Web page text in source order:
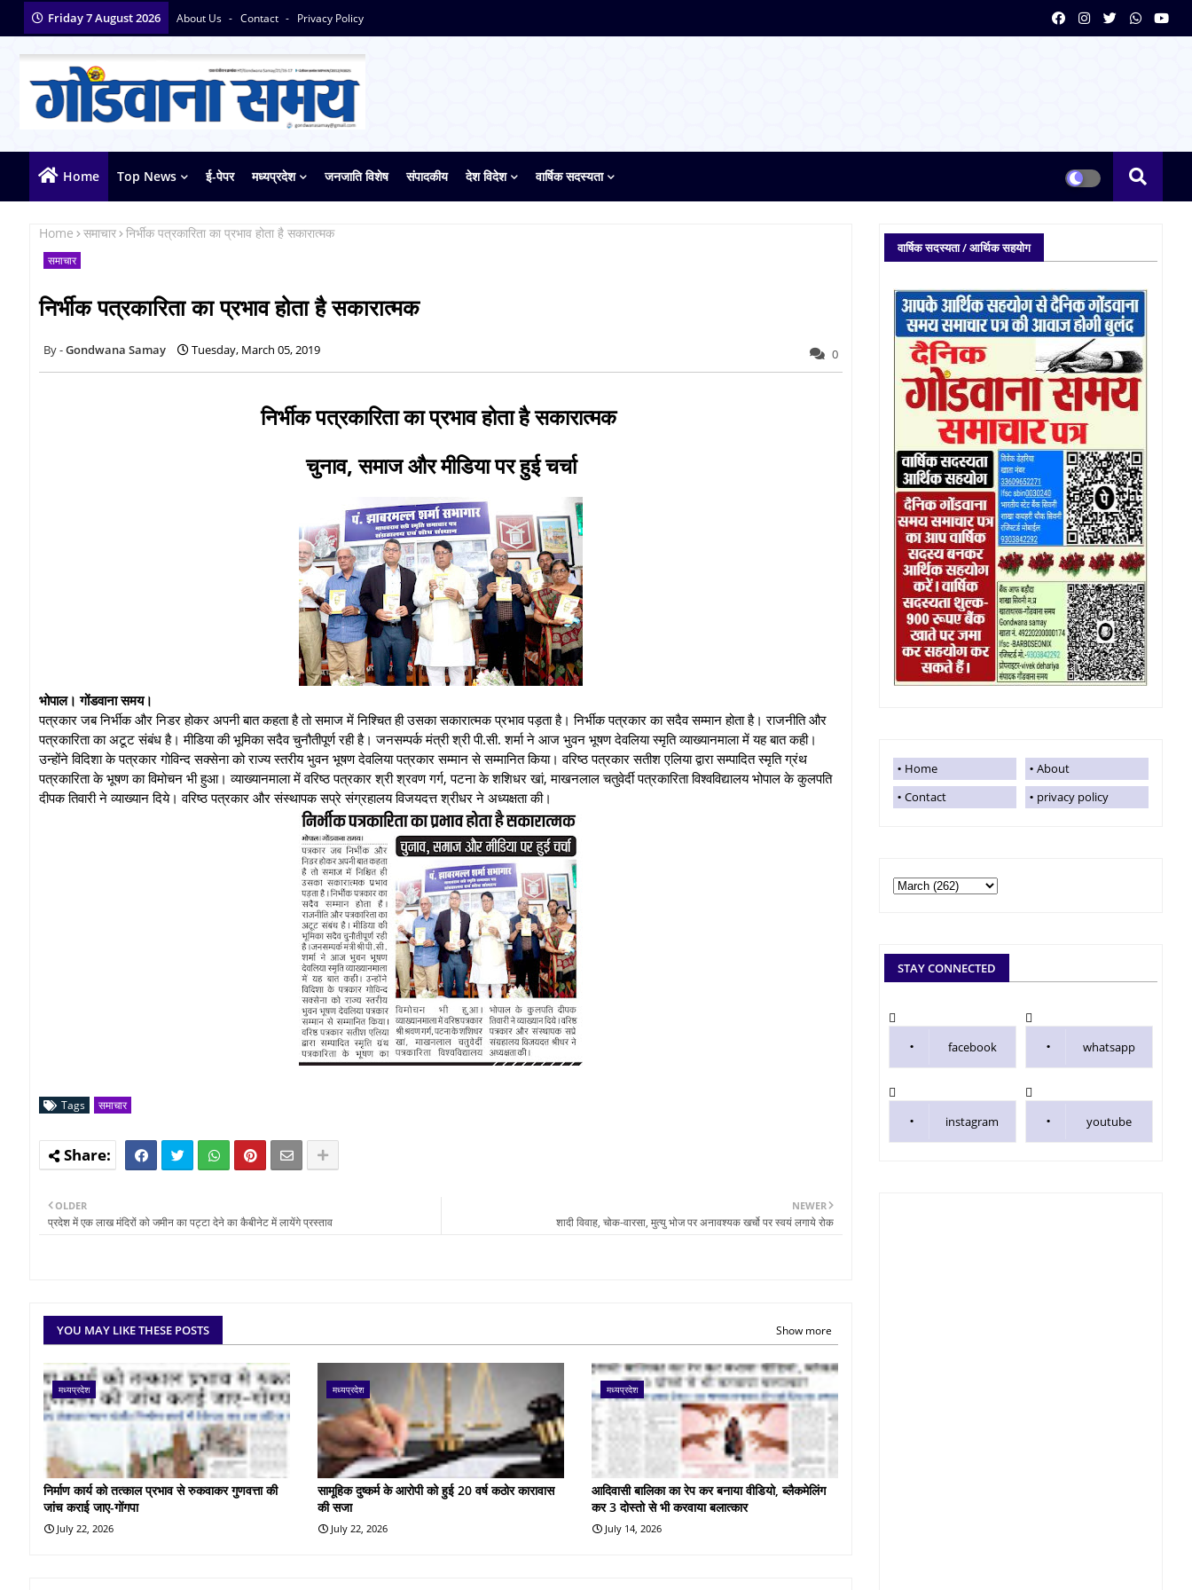
Friday 7 August 2026 About Us Contact Privacy Policy
Home Top News ई-पेपर मध्यप्रदेश जनजाति विशेष संपादकीय देश विदेश वार्षिक सदस्यता
Home समाचार निर्भीक पत्रकारिता का प्रभाव होता है सकारात्मक
समाचार
निर्भीक पत्रकारिता का प्रभाव होता है सकारात्मक
Gondwana Samay Tuesday, March 05, 2019 0
निर्भीक पत्रकारिता का प्रभाव होता है सकारात्मक
चुनाव, समाज और मीडिया पर हुई चर्चा
भोपाल। गोंडवाना समय।
पत्रकार जब निर्भीक और निडर होकर अपनी बात कहता है तो समाज में निश्चित ही उसका सकारात्मक प्रभाव पड़ता है। निर्भीक पत्रकार का सदैव सम्मान होता है। राजनीति और
पत्रकारिता का अटूट संबंध है। मीडिया की भूमिका सदैव चुनौतीपूर्ण रही है। जनसम्पर्क मंत्री श्री पी.सी. शर्मा ने आज भुवन भूषण देवलिया स्मृति व्याख्यानमाला में यह बात कही।
उन्होंने विदिशा के पत्रकार गोविन्द सक्सेना को राज्य स्तरीय भुवन भूषण देवलिया पत्रकार सम्मान से सम्मानित किया। वरिष्ठ पत्रकार सतीश एलिया द्वारा सम्पादित स्मृति ग्रंथ
पत्रकारिता के भूषण का विमोचन भी हुआ। व्याख्यानमाला में वरिष्ठ पत्रकार श्री श्रवण गर्ग, पटना के शशिधर खां, माखनलाल चतुवेर्दी पत्रकारिता विश्वविद्यालय भोपाल के कुलपति
दीपक तिवारी ने व्याख्यान दिये। वरिष्ठ पत्रकार और संस्थापक सप्रे संग्रहालय विजयदत्त श्रीधर ने अध्यक्षता की।
Tags समाचार
NEWER
शादी विवाह, चोक-वारसा, मुत्यु भोज पर अनावश्यक खर्चो पर स्वयं लगाये रोक
OLDER
प्रदेश में एक लाख मंदिरों को जमीन का पट्टा देने का कैबीनेट में लायेंगे प्रस्ताव
YOU MAY LIKE THESE POSTS Show more
मध्यप्रदेश
निर्माण कार्य को तत्काल प्रभाव से रुकवाकर गुणवत्ता की
जांच कराई जाए-गोंगपा
July 22, 2026
मध्यप्रदेश
सामूहिक दुष्कर्म के आरोपी को हुई 20 वर्ष कठोर कारावास
की सजा
July 22, 2026
मध्यप्रदेश
आदिवासी बालिका का रेप कर बनाया वीडियो, ब्लैकमेलिंग
कर 3 दोस्तो से भी करवाया बलात्कार
July 14, 2026
वार्षिक सदस्यता / आर्थिक सहयोग
Home
About
Contact
privacy policy
STAY CONNECTED
facebook whatsapp
instagram youtube